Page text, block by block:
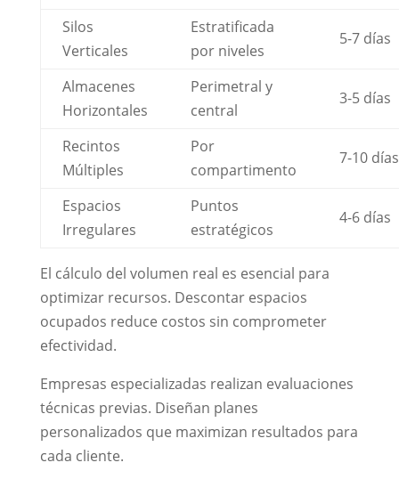
Silos
Verticales
Estratificada
por niveles
5-7 días
Almacenes
Horizontales
Perimetral y
central
3-5 días
Recintos
Múltiples
Por
compartimento
7-10 días
Espacios
Irregulares
Puntos
estratégicos
4-6 días
El cálculo del volumen real es esencial para
optimizar recursos. Descontar espacios
ocupados reduce costos sin comprometer
efectividad.
Empresas especializadas realizan evaluaciones
técnicas previas. Diseñan planes
personalizados que maximizan resultados para
cada cliente.